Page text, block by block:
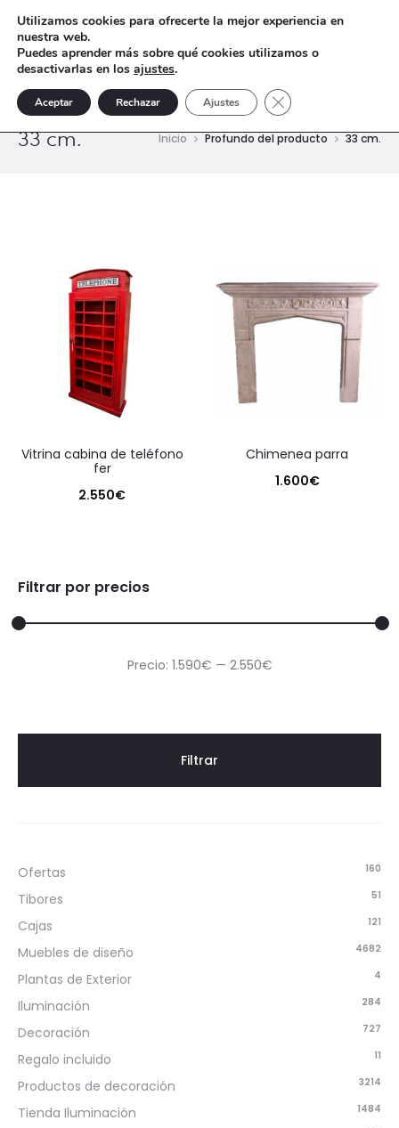
33 cm. Inicio Profundo del producto 33 cm.
vitrina cabina de teléfono
fer
2.550€
chimenea parra
1.600€
Filtrar por precios
Precio
Precio
Filtrar
Precio: 1.590€ — 2.550€
Ofertas 160
Tibores 51
Cajas 121
Muebles de diseño 4682
Plantas de Exterior 4
Iluminación 284
Decoración 727
Regalo incluido 11
Productos de decoración 3214
Tienda Iluminación 1484
Utilizamos cookies para ofrecerte la mejor experiencia en
nuestra web.
Puedes aprender más sobre qué cookies utilizamos o
desactivarlas en los ajustes.
Aceptar Rechazar Ajustes Cerrar el banner de